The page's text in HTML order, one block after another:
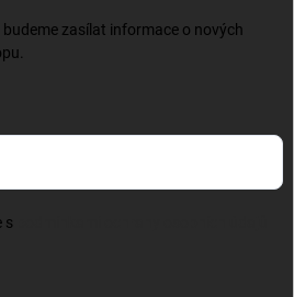
zasílat informace o nových
s